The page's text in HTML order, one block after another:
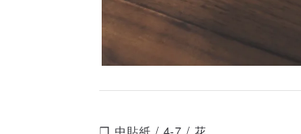
❒ 中貼紙 / 4-7 / 花